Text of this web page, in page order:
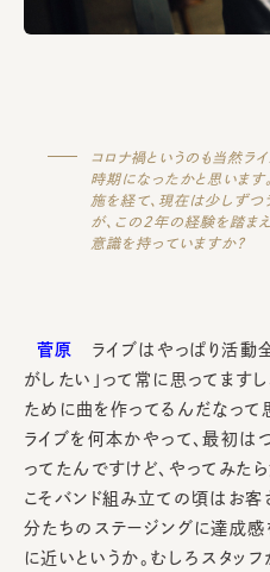
コロナ禍というのも当然ラ
時期になったかと思います
施を経て、現在は少しずつ
が、この2年の経験を踏ま
意識を持っていますか？
菅原
ライブはやっぱり活動全
がしたい」って常に思ってます
ために曲を作ってるんだなっ
ライブを何本かやって、最初は
ってたんですけど、やってみた
こそバンド組み立ての頃はお客
分たちのステージングに達成感
に近いというか。むしろスタッ